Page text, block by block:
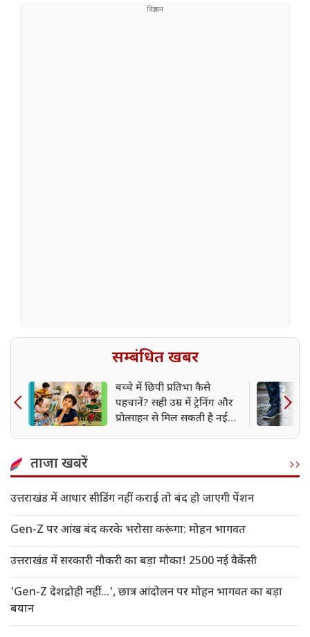
सम्बंधित खबर
बच्चे में छिपी प्रतिभा कैसे
पहचानें? सही उम्र में ट्रेनिंग और
प्रोत्साहन से मिल सकती है नई
ताजा खबरें
उत्तराखंड में आधार सीडिंग नहीं कराई तो बंद हो जाएगी पेंशन
Gen-Z पर आंख बंद करके भरोसा करूंगा: मोहन भागवत
उत्तराखंड में सरकारी नौकरी का बड़ा मौका! 2500 नई वैकेंसी
'Gen-Z देशद्रोही नहीं...', छात्र आंदोलन पर मोहन भागवत का बड़ा
बयान